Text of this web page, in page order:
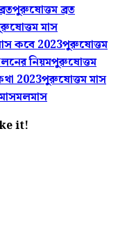
পুরুষোত্তম ব্রত
মাস
কবে 2023পুরুষোত্তম
নিয়মপুরুষোত্তম
2023পুরুষোত্তম মাস
মলমাস
it!